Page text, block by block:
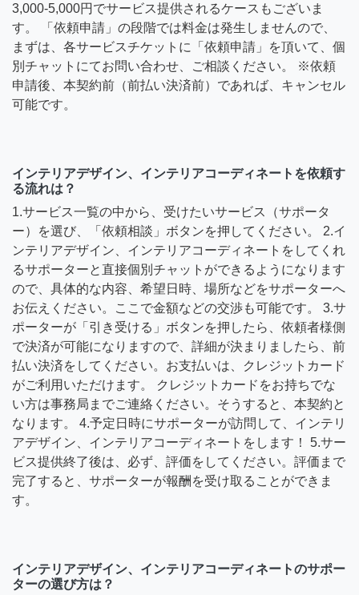
3,000-5,000円でサービス提供されるケースもございま
す。 「依頼申請」の段階では料金は発生しませんので、
まずは、各サービスチケットに「依頼申請」を頂いて、個
別チャットにてお問い合わせ、ご相談ください。 ※依頼
申請後、本契約前（前払い決済前）であれば、キャンセル
可能です。
インテリアデザイン、インテリアコーディネートを依頼す
る流れは？
1.サービス一覧の中から、受けたいサービス（サポータ
ー）を選び、「依頼相談」ボタンを押してください。 2.イ
ンテリアデザイン、インテリアコーディネートをしてくれ
るサポーターと直接個別チャットができるようになります
ので、具体的な内容、希望日時、場所などをサポーターへ
お伝えください。ここで金額などの交渉も可能です。 3.サ
ポーターが「引き受ける」ボタンを押したら、依頼者様側
で決済が可能になりますので、詳細が決まりましたら、前
払い決済をしてください。お支払いは、クレジットカード
がご利用いただけます。 クレジットカードをお持ちでな
い方は事務局までご連絡ください。そうすると、本契約と
なります。 4.予定日時にサポーターが訪問して、インテリ
アデザイン、インテリアコーディネートをします！ 5.サー
ビス提供終了後は、必ず、評価をしてください。評価まで
完了すると、サポーターが報酬を受け取ることができま
す。
インテリアデザイン、インテリアコーディネートのサポー
ターの選び方は？